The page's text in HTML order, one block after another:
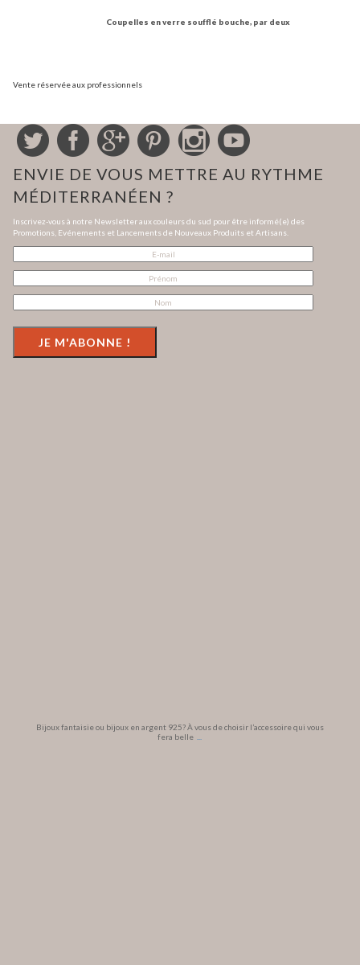
Coupelles en verre soufflé bouche, par deux
Vente réservée aux professionnels
ENVIE DE VOUS METTRE AU RYTHME
MÉDITERRANÉEN ?
Inscrivez-vous à notre Newsletter aux couleurs du sud pour être informé(e) des
Promotions, Evénements et Lancements de Nouveaux Produits et Artisans.
Bijoux fantaisie ou bijoux en argent 925? À vous de choisir l’accessoire qui vous
fera belle